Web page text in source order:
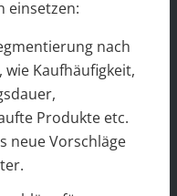
einsetzen:
nach
Kaufhäufigkeit,
Produkte etc.
neue Vorschläge